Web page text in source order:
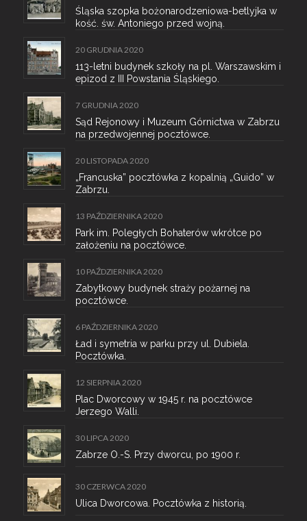
Śląska szopka bożonarodzeniowa-betlyjka w
kość. św. Antoniego przed wojną.
20 GRUDNIA 2020
113-letni budynek szkoły na pl. Warszawskim i
epizod z III Powstania Śląskiego.
7 GRUDNIA 2020
Sąd Rejonowy i Muzeum Górnictwa w Zabrzu
na przedwojennej pocztówce.
20 LISTOPADA 2020
„Francuska” pocztówka z kopalnią „Guido” w
Zabrzu.
13 PAŹDZIERNIKA 2020
Park im. Poległych Bohaterów wkrótce po
założeniu na pocztówce.
10 PAŹDZIERNIKA 2020
Zabytkowy budynek straży pożarnej na
pocztówce.
6 PAŹDZIERNIKA 2020
Ład i symetria w parku przy ul. Dubiela.
Pocztówka.
12 SIERPNIA 2020
Plac Dworcowy w 1945 r. na pocztówce
Jerzego Walli.
30 LIPCA 2020
Zabrze O.-S. Przy dworcu, po 1900 r.
30 CZERWCA 2020
Ulica Dworcowa. Pocztówka z historią.